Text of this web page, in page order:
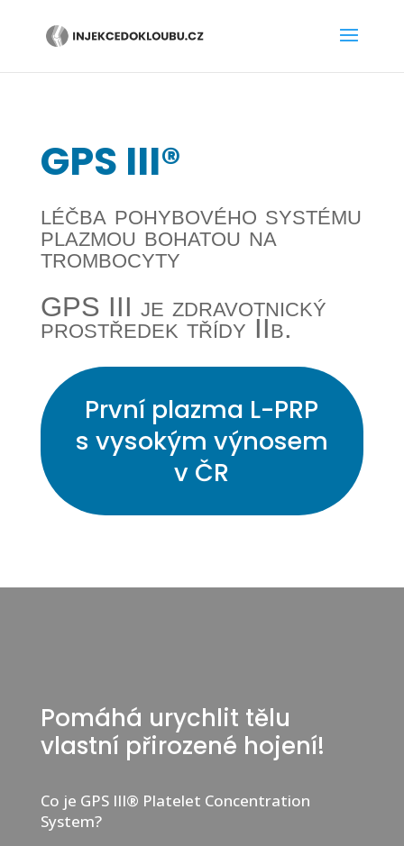
GPS III®
léčba pohybového systému
plazmou bohatou na
trombocyty
GPS III je zdravotnický
prostředek třídy IIb.
První plazma L-PRP
s vysokým výnosem
v ČR
Pomáhá urychlit tělu
vlastní přirozené hojení!
Co je GPS III® Platelet Concentration
System?